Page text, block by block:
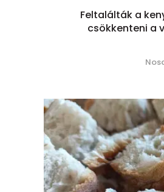
Feltalálták a
csökkenteni a